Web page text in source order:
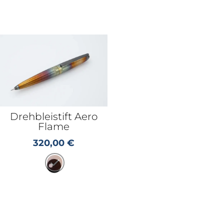
Drehbleistift Aero
Flame
320,00€